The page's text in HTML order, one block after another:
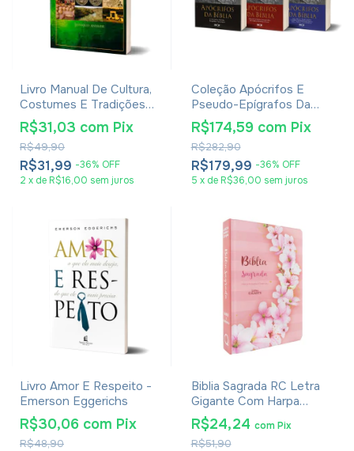
Livro Manual De Cultura,
Costumes E Tradições
Dos Tempos Bíblicos -
Leonardo Andrade
R$31,99 -36% OFF
R$49,90
R$31,03 com Pix
2 x de R$16,00 sem juros
Coleção Apócrifos E
Pseudo-Epígrafos Da
Bíblia
R$179,99 -36% OFF
R$282,90
R$174,59 com Pix
5 x de R$36,00 sem juros
Livro Amor E Respeito -
Emerson Eggerichs
R$48,90
R$30,06 com Pix
Biblia Sagrada RC Letra
Gigante Com Harpa
Avivada E Corinhos Capa
Dura Ramos Flores
R$51,90
R$24,24 com Pix